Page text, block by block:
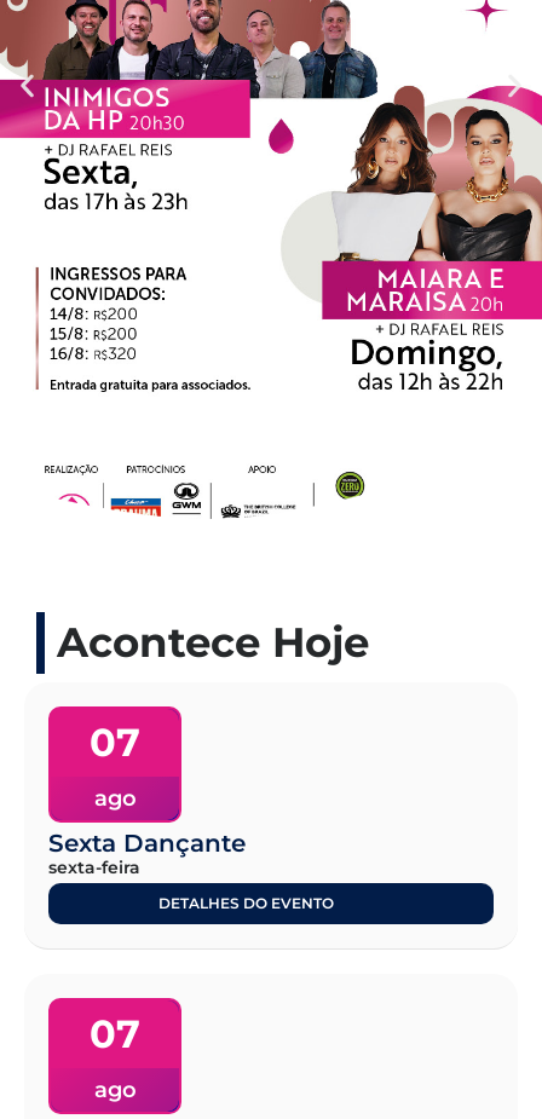
Acontece Hoje
07
ago
Sexta Dançante
sexta-feira
DETALHES DO EVENTO
07
ago